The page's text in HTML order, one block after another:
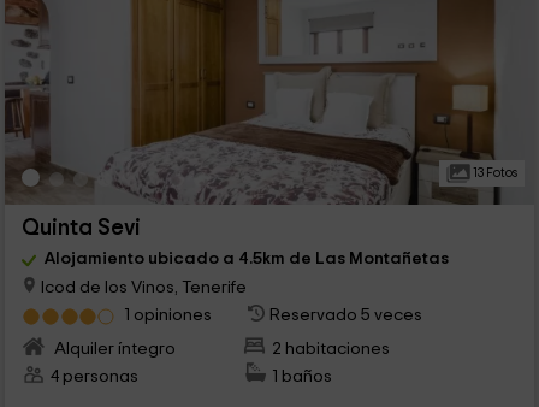
13 Fotos
Quinta Sevi
Alojamiento ubicado a 4.5km de Las Montañetas
Icod de los Vinos, Tenerife
1 opiniones
Reservado 5 veces
Alquiler íntegro
2 habitaciones
4 personas
1 baños